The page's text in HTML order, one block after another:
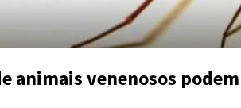
animais venenosos